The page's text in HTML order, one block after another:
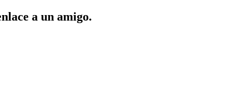
a un amigo.